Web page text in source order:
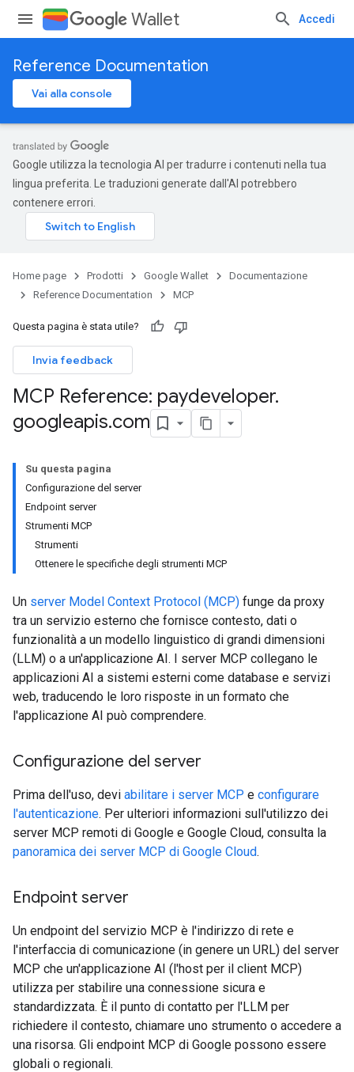
Wallet Accedi
Reference Documentation
Vai alla console
Google utilizza la tecnologia AI per tradurre i contenuti nella tua
lingua preferita. Le traduzioni generate dall'AI potrebbero
contenere errori.
Home page Prodotti Google Wallet
Documentazione
Reference Documentation
MCP
Questa pagina è stata utile?
Invia feedback
MCP Reference: paydeveloper.
googleapis.com
Su questa pagina
Configurazione del server
Endpoint server
Strumenti MCP
Strumenti
Ottenere le specifiche degli strumenti MCP
Un server Model Context Protocol (MCP) funge da proxy
tra un servizio esterno che fornisce contesto, dati o
funzionalità a un modello linguistico di grandi dimensioni
(LLM) o a un'applicazione AI. I server MCP collegano le
applicazioni AI a sistemi esterni come database e servizi
web, traducendo le loro risposte in un formato che
l'applicazione AI può comprendere.
Configurazione del server
Prima dell'uso, devi abilitare i server MCP e configurare
l'autenticazione. Per ulteriori informazioni sull'utilizzo dei
server MCP remoti di Google e Google Cloud, consulta la
panoramica dei server MCP di Google Cloud.
Endpoint server
Un endpoint del servizio MCP è l'indirizzo di rete e
l'interfaccia di comunicazione (in genere un URL) del server
MCP che un'applicazione AI (l'host per il client MCP)
utilizza per stabilire una connessione sicura e
standardizzata. È il punto di contatto per l'LLM per
richiedere il contesto, chiamare uno strumento o accedere a
una risorsa. Gli endpoint MCP di Google possono essere
globali o regionali.